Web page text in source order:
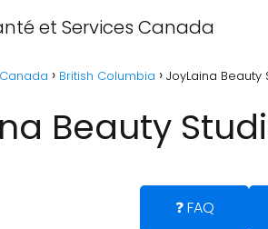
et Services Canada
British Columbia JoyLaina Beauty
Beauty
❓ FAQ